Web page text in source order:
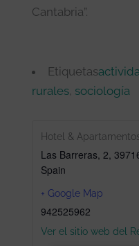
Cantabria”.
Etiquetas
rurales, sociología
Hotel &
Las Barreras, 2,
Spain
+ Google Map
942525962
Ver el sitio web del